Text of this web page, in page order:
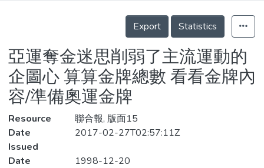
Statistics
Details
Export
Statistics
亞運奪金迷思削弱了主流運動的
企圖心 算算金牌總數 看看金牌內
容/準備奧運金牌
Resource
聯合報, 版面15
Date
Issued
2017-02-27T02:57:11Z
Date
1998-12-20